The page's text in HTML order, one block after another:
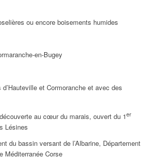
ou encore boisements humides
en-Bugey
et Cormoranche et avec des
au cœur du marais, ouvert du 1er
Lésines
du bassin versant de l’Albarine, Département
Méditerranée Corse